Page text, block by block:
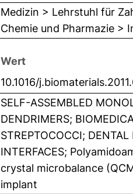
Medizin > Lehrstuhl für
Chemie und Pharmazie >
Wert
10.1016/
SELF-ASSEMBLED
DENDRIMERS;
STREPTOCOCCI;
INTERFACES;
crystal microbalance
implant